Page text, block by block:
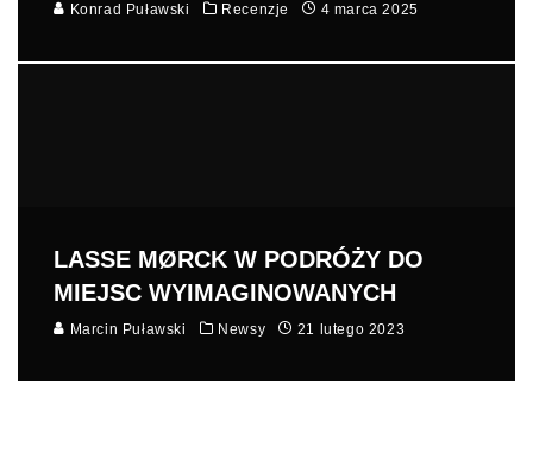
Konrad Puławski Recenzje 4 marca 2025
LASSE MØRCK W PODRÓŻY DO
MIEJSC WYIMAGINOWANYCH
Marcin Puławski Newsy 21 lutego 2023